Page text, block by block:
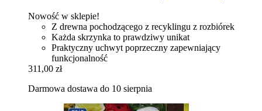
Nowość w sklepie!
Z drewna pochodzącego z recyklingu z rozbiórek
Każda skrzynka to prawdziwy unikat
Praktyczny uchwyt poprzeczny zapewniający
funkcjonalność
311,00 zł
Darmowa dostawa do 10 sierpnia